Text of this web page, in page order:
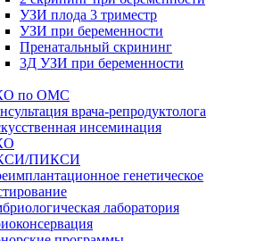
УЗИ плода 3 триместр
УЗИ при беременности
Пренатальный скрининг
3Д УЗИ при беременности
по ОМС
врача-репродуктолога
инсеминация
ПИКСИ
генетическое
лаборатория